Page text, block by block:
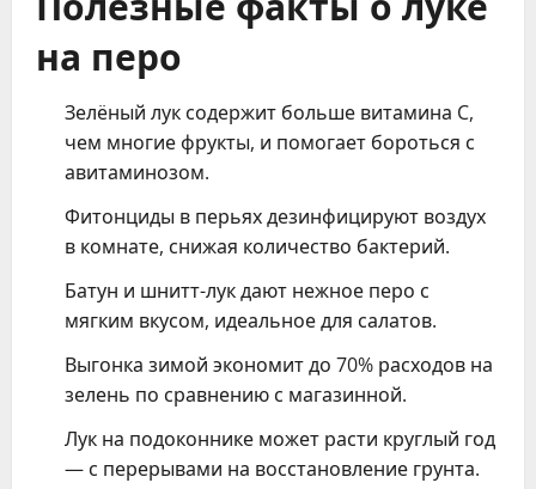
на перо
Зелёный лук содержит больше витамина C,
чем многие фрукты, и помогает бороться с
авитаминозом.
Фитонциды в перьях дезинфицируют воздух
в комнате, снижая количество бактерий.
Батун и шнитт-лук дают нежное перо с
мягким вкусом, идеальное для салатов.
Выгонка зимой экономит до 70% расходов на
зелень по сравнению с магазинной.
Лук на подоконнике может расти круглый год
— с перерывами на восстановление грунта.